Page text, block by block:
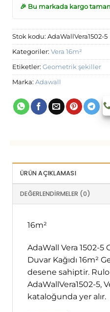
🎉 Bu markada kargo
Stok kodu: AdaWallVera1502-5
Kategoriler: Vera 16m²
Etiketler: Geometrik şekiller
Marka: Adawall
ÜRÜN AÇIKLAMASI
DEĞERLENDIRMELER (0)
16m²
AdaWall Vera 1502-
Duvar Kağıdı 16m²
desene sahiptir.
AdaWallVera1502-5,
kataloğunda yer alır.